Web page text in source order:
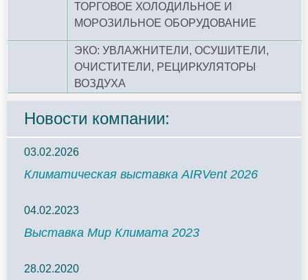
ТОРГОВОЕ ХОЛОДИЛЬНОЕ И
МОРОЗИЛЬНОЕ ОБОРУДОВАНИЕ
ЭКО: УВЛАЖНИТЕЛИ, ОСУШИТЕЛИ,
ОЧИСТИТЕЛИ, РЕЦИРКУЛЯТОРЫ
ВОЗДУХА
Новости компании:
03.02.2026
Климатическая выставка AIRVent 2026
04.02.2023
Выставка Мир Климата 2023
28.02.2020